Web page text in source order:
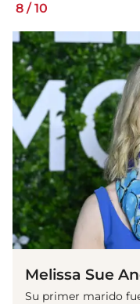
8 / 10
Melissa Sue
Su primer marido